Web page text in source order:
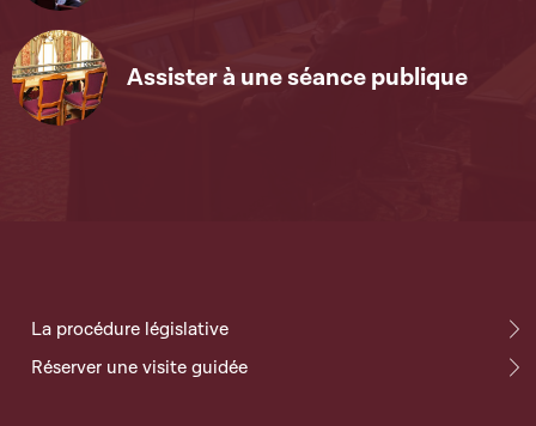
Assister à une séance publique
La procédure législative
Réserver une visite guidée